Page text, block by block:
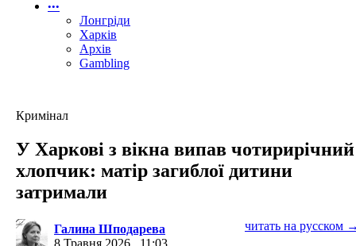
•••
Лонгріди
Харків
Архів
Gambling
Кримінал
У Харкові з вікна випав чотирирічний
хлопчик: матір загиблої дитини
затримали
Галина Шподарева
8 Травня 2026
11:03
читать на русском